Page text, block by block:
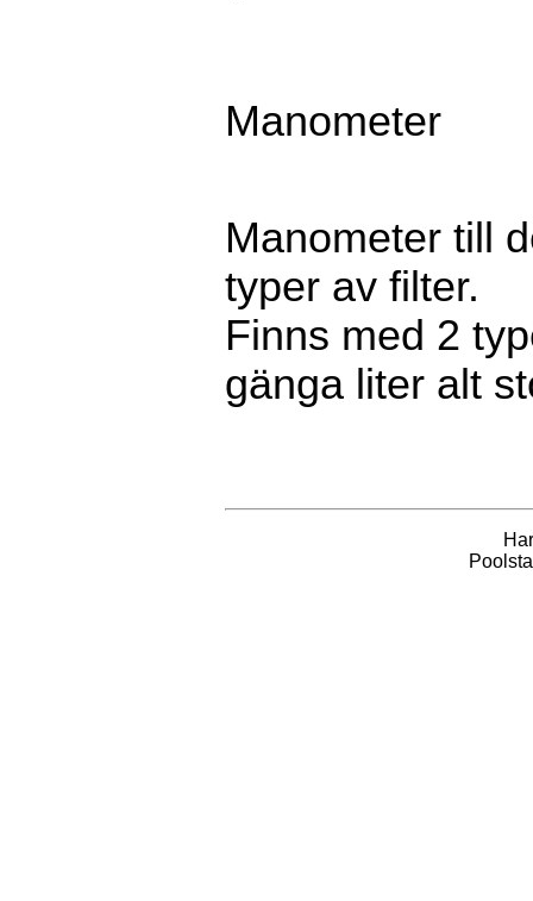
Manometer
Manometer till
typer av filter.
Finns med 2
gänga liter alt